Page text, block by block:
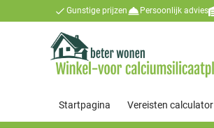
Gunstige prijzen Persoonlijk advies
Startpagina Vereisten calculator